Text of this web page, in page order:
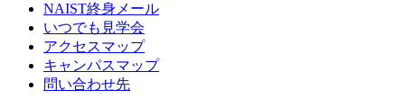
NAIST終身メール
いつでも見学会
アクセスマップ
キャンパスマップ
問い合わせ先